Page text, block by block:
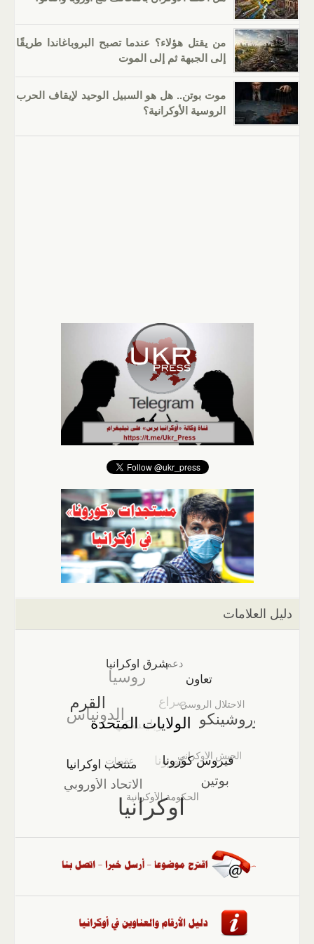
من يقتل هؤلاء؟ عندما تصبح البروباغاندا طريقًا
إلى الجبهة ثم إلى الموت
موت بوتن.. هل هو السبيل الوحيد لإيقاف الحرب
الروسية الأوكرانية؟
دليل العلامات